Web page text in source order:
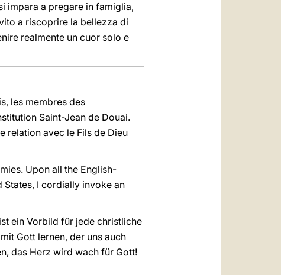
impara a pregare in famiglia,
a riscoprire la bellezza di
realmente un cuor solo e
les membres des
Saint-Jean de Douai.
relation avec le Fils de Dieu
Upon all the English-
I cordially invoke an
ein Vorbild für jede christliche
Gott lernen, der uns auch
das Herz wird wach für Gott!